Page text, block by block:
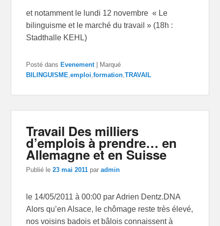
et notamment le lundi 12 novembre « Le
bilinguisme et le marché du travail » (18h :
Stadthalle KEHL)
Posté dans Evenement
Marqué
BILINGUISME ,emploi ,formation ,TRAVAIL
Travail Des milliers
d’emplois à prendre… en
Allemagne et en Suisse
Publié le23 mai 2011 paradmin
le 14/05/2011 à 00:00 par Adrien Dentz.DNA
Alors qu’en Alsace, le chômage reste très élevé,
nos voisins badois et bâlois connaissent à